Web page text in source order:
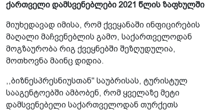
ქართველი დამსვენებლები 2021 წლის ზაფხულში
მიუხედავად იმისა, რომ ქვეყანაში ინფიცირების
მაღალი მაჩვენებლის გამო, საქართველოდან
მოგზაურობა რიგ ქვეყნებში შეზღუდულია,
მოთხოვნა მაინც დიდია.
,,ბიზნესპრესნიუსთან" საუბრისას, ტურისტულ
სააგენტოებში ამბობენ, რომ ყველაზე მეტი
დამსვენებელი საქართველოდან თურქეთს